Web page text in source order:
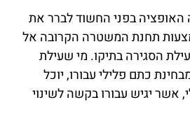
האופציה בפני החשוד לברר את
תחנת המשטרה הקרובה אל
הסגירה בתיקו. מי שעילת
כתם פלילי עבורו, יוכל
אשר יגיש עבורו בקשה לשינוי